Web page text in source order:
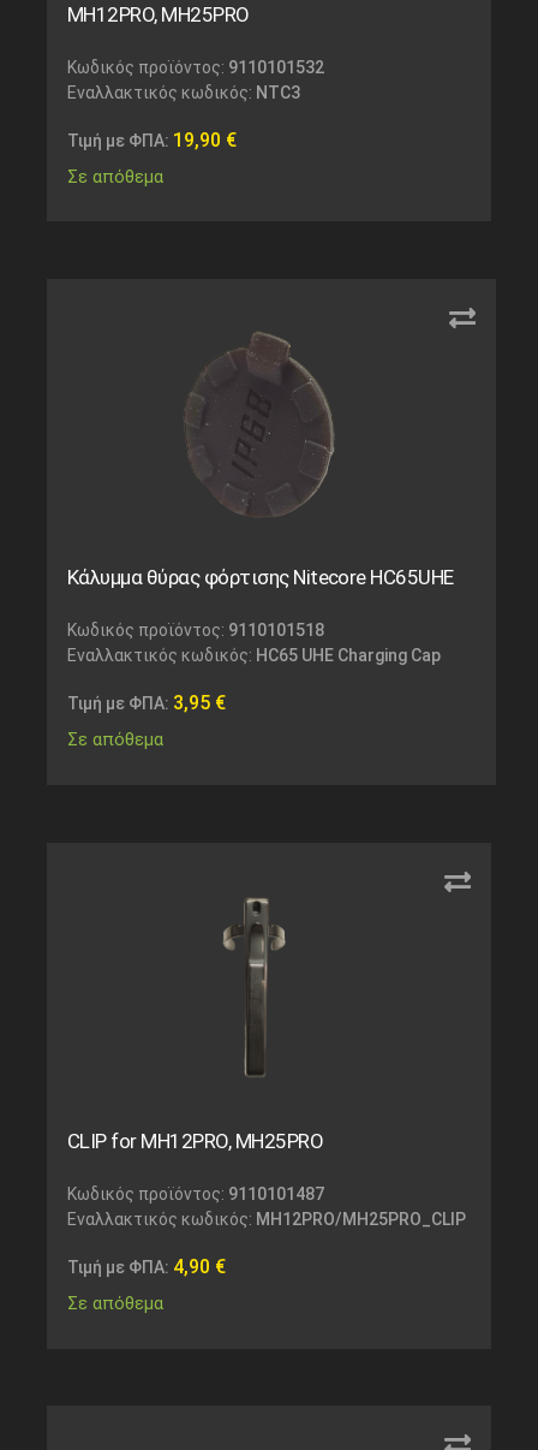
MH12PRO, MH25PRO
Κωδικός προϊόντος: 9110101532
Εναλλακτικός κωδικός: NTC3
Τιμή με ΦΠΑ: 19,90 €
Σε απόθεμα
Κάλυμμα θύρας φόρτισης Nitecore HC65UHE
Κωδικός προϊόντος: 9110101518
Εναλλακτικός κωδικός: HC65 UHE Charging Cap
Τιμή με ΦΠΑ: 3,95 €
Σε απόθεμα
CLIP for MH12PRO, MH25PRO
Κωδικός προϊόντος: 9110101487
Εναλλακτικός κωδικός: MH12PRO/MH25PRO_CLIP
Τιμή με ΦΠΑ: 4,90 €
Σε απόθεμα